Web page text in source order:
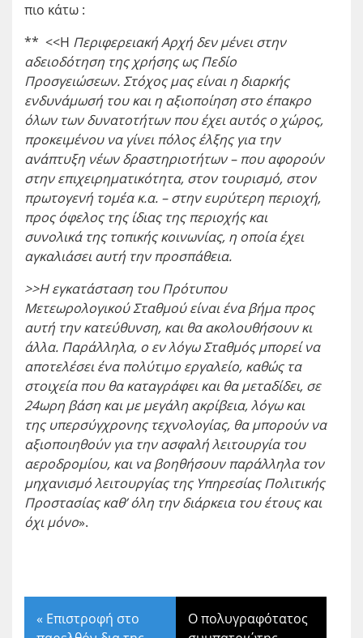
πιο κάτω :
** <<Η Περιφερειακή Αρχή δεν μένει στην
αδειοδότηση της χρήσης ως Πεδίο
Προσγειώσεων. Στόχος μας είναι η διαρκής
ενδυνάμωσή του και η αξιοποίηση στο έπακρο
όλων των δυνατοτήτων που έχει αυτός ο χώρος,
προκειμένου να γίνει πόλος έλξης για την
ανάπτυξη νέων δραστηριοτήτων – που αφορούν
στην επιχειρηματικότητα, στον τουρισμό, στον
πρωτογενή τομέα κ.α. – στην ευρύτερη περιοχή,
προς όφελος της ίδιας της περιοχής και
συνολικά της τοπικής κοινωνίας, η οποία έχει
αγκαλιάσει αυτή την προσπάθεια.
>>Η εγκατάσταση του Πρότυπου
Μετεωρολογικού Σταθμού είναι ένα βήμα προς
αυτή την κατεύθυνση, και θα ακολουθήσουν κι
άλλα. Παράλληλα, ο εν λόγω Σταθμός μπορεί να
αποτελέσει ένα πολύτιμο εργαλείο, καθώς τα
στοιχεία που θα καταγράφει και θα μεταδίδει, σε
24ωρη βάση και με μεγάλη ακρίβεια, λόγω και
της υπερσύγχρονης τεχνολογίας, θα μπορούν να
αξιοποιηθούν για την ασφαλή λειτουργία του
αεροδρομίου, και να βοηθήσουν παράλληλα τον
μηχανισμό λειτουργίας της Υπηρεσίας Πολιτικής
Προστασίας καθ’ όλη την διάρκεια του έτους και
όχι μόνο».
« Επιστροφή στο
Ο πολυγραφότατος